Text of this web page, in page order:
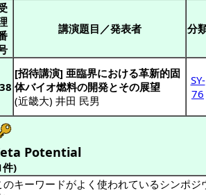
講演題目／発表者 分
[招待講演] 亜臨界における革新的固
体バイオ燃料の開発とその展望
(近畿大) 井田 民男
SY-
76
Potential
件)
のキーワードがよく使われているシンポ